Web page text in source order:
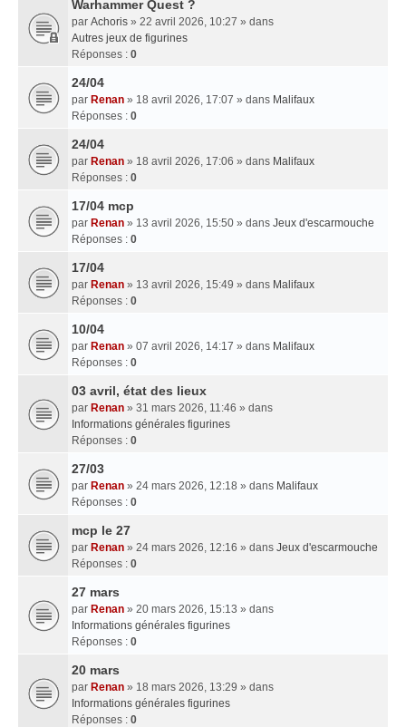
Warhammer Quest ?
par Achoris » 22 avril 2026, 10:27 » dans
Autres jeux de figurines
Réponses : 0
24/04
par Renan » 18 avril 2026, 17:07 » dans Malifaux
Réponses : 0
24/04
par Renan » 18 avril 2026, 17:06 » dans Malifaux
Réponses : 0
17/04 mcp
par Renan » 13 avril 2026, 15:50 » dans Jeux d'escarmouche
Réponses : 0
17/04
par Renan » 13 avril 2026, 15:49 » dans Malifaux
Réponses : 0
10/04
par Renan » 07 avril 2026, 14:17 » dans Malifaux
Réponses : 0
03 avril, état des lieux
par Renan » 31 mars 2026, 11:46 » dans
Informations générales figurines
Réponses : 0
27/03
par Renan » 24 mars 2026, 12:18 » dans Malifaux
Réponses : 0
mcp le 27
par Renan » 24 mars 2026, 12:16 » dans Jeux d'escarmouche
Réponses : 0
27 mars
par Renan » 20 mars 2026, 15:13 » dans
Informations générales figurines
Réponses : 0
20 mars
par Renan » 18 mars 2026, 13:29 » dans
Informations générales figurines
Réponses : 0